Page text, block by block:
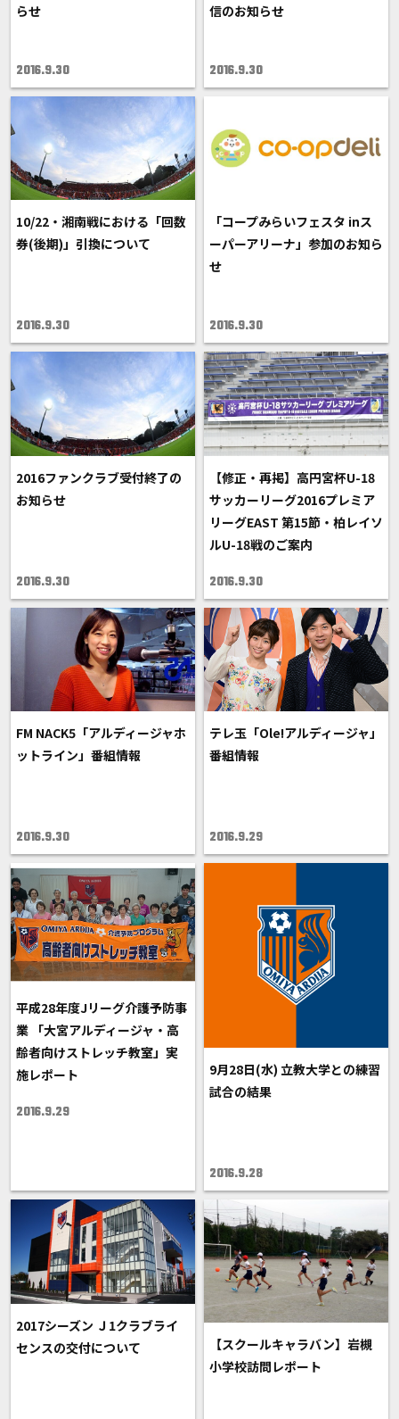
らせ
2016.9.30
信のお知らせ
2016.9.30
10/22・湘南戦における「回数
券(後期)」引換について
2016.9.30
「コープみらいフェスタ inス
ーパーアリーナ」参加のお知ら
せ
2016.9.30
2016ファンクラブ受付終了の
お知らせ
2016.9.30
【修正・再掲】高円宮杯U-18
サッカーリーグ2016プレミア
リーグEAST 第15節・柏レイソ
ルU-18戦のご案内
2016.9.30
FM NACK5「アルディージャホ
ットライン」番組情報
2016.9.30
テレ玉「Ole!アルディージャ」
番組情報
2016.9.29
平成28年度Jリーグ介護予防事
業 「大宮アルディージャ・高
齢者向けストレッチ教室」実
施レポート
2016.9.29
9月28日(水) 立教大学との練習
試合の結果
2016.9.28
2017シーズン Ｊ1クラブライ
センスの交付について
【スクールキャラバン】岩槻
小学校訪問レポート